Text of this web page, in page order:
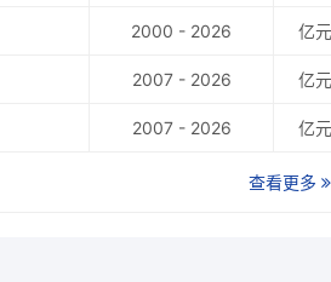
2000 - 2026 亿元
2007 - 2026 亿元
2007 - 2026 亿元
查看更多